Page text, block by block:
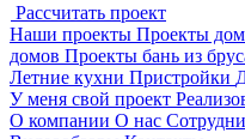
Рассчитать проект
Наши проекты Проекты
домов Проекты бань из
Летние кухни Пристройки
У меня свой проект
О компании О нас